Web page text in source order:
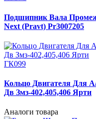
Подшипник Вала
Next (Pravt) Pr3007205
ГК099
Кольцо Двигателя Для
Дв Змз-402,405,406 Ярти
Аналоги товара